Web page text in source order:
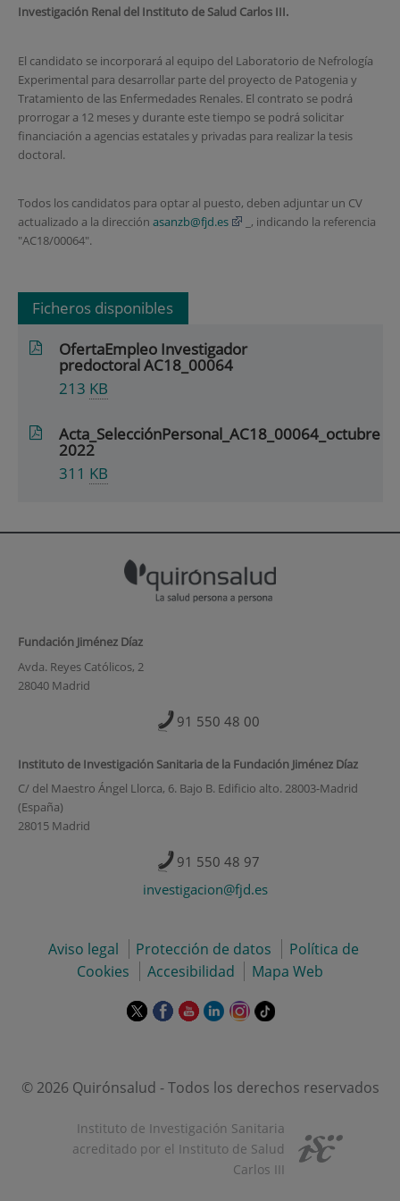
Investigación Renal del Instituto de Salud Carlos III.
El candidato se incorporará al equipo del Laboratorio de Nefrología
Experimental para desarrollar parte del proyecto de Patogenia y
Tratamiento de las Enfermedades Renales. El contrato se podrá
prorrogar a 12 meses y durante este tiempo se podrá solicitar
financiación a agencias estatales y privadas para realizar la tesis
doctoral.
Todos los candidatos para optar al puesto, deben adjuntar un CV
actualizado a la dirección asanzb@fjd.es
_, indicando la referencia
"AC18/00064".
Ficheros disponibles
OfertaEmpleo Investigador
predoctoral AC18_00064
213 KB
Acta_SelecciónPersonal_AC18_00064_octubre
2022
311 KB
Fundación Jiménez Díaz
Avda. Reyes Católicos, 2
28040 Madrid
91 550 48 00
Instituto de Investigación Sanitaria de la Fundación Jiménez Díaz
C/ del Maestro Ángel Llorca, 6. Bajo B. Edificio alto. 28003-Madrid
(España)
28015 Madrid
91 550 48 97
investigacion@fjd.es
Aviso legal Protección de datos
Política de
Cookies
Accesibilidad Mapa Web
Este
en
ventana
nueva.
Este
en
ventana
nueva.
Este
en
ventana
Este
en
ventana
nueva.
Este
en
ventana
nueva.
Enlace
externa.
© 2026 Quirónsalud - Todos los derechos reservados
Instituto de Investigación Sanitaria
acreditado por el Instituto de Salud
Carlos III